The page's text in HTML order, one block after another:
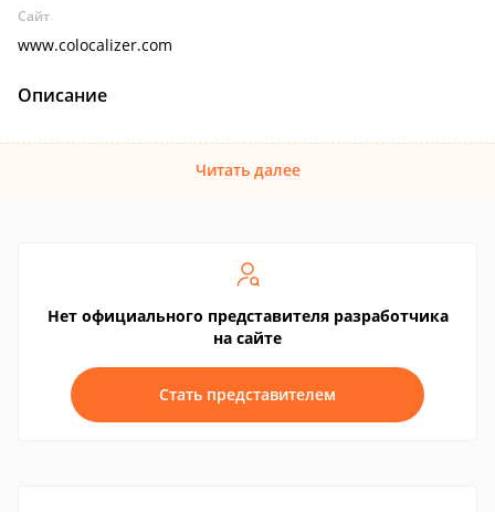
Сайт
www.colocalizer.com
Описание
Читать далее
Нет официального представителя разработчика
на сайте
Стать представителем